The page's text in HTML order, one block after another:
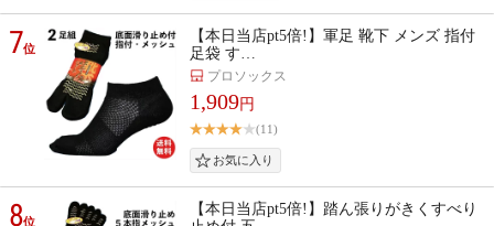
7位
【本日当店pt5倍!】軍足 靴下 メンズ 指付
足袋 す…
プロソックス
1,909円
(11)
8位
【本日当店pt5倍!】踏ん張りがきくすべり